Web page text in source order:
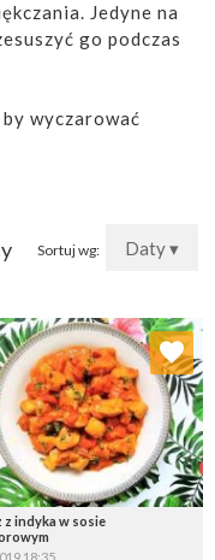
Jedyne na
go podczas
wyczarować
Sortuj wg: Daty ▾
z indyka w sosie
18:35
Dodaj do ulubionych
Wybierz listę: